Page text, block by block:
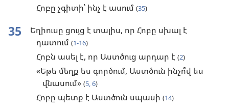
Հոբը չգիտի՝ ինչ է ասում (35)
35
Եղիուսը ցույց է տալիս, որ Հոբը սխալ է
դատում (1-16)
Հոբն ասել է, որ Աստծուց արդար է (2)
«Եթե մեղք ես գործում, Աստծուն ինչո՞վ ես
վնասում» (5, 6)
Հոբը պետք է Աստծուն սպասի (14)